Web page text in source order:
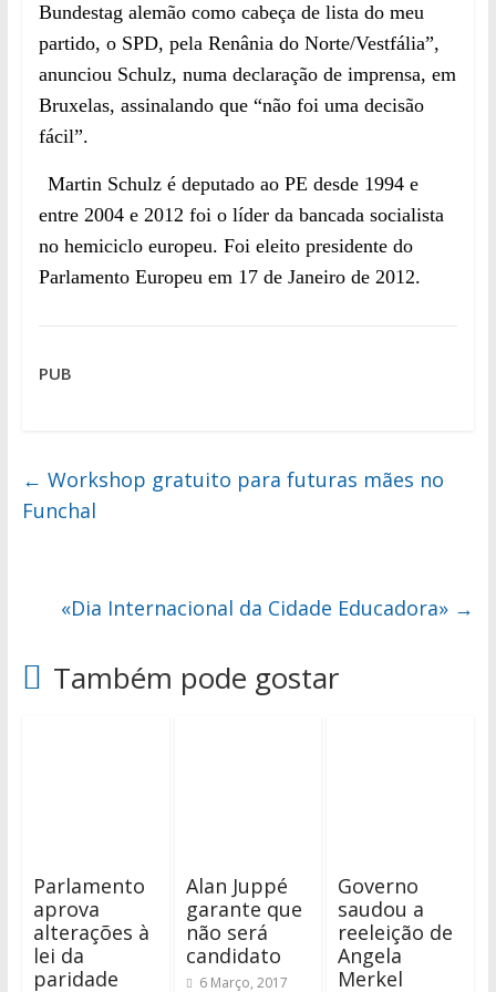
Bundestag alemão como cabeça de lista do meu
partido, o SPD, pela Renânia do Norte/Vestfália”,
anunciou Schulz, numa declaração de imprensa, em
Bruxelas, assinalando que “não foi uma decisão
fácil”.
Martin Schulz é deputado ao PE desde 1994 e
entre 2004 e 2012 foi o líder da bancada socialista
no hemiciclo europeu. Foi eleito presidente do
Parlamento Europeu em 17 de Janeiro de 2012.
PUB
← Workshop gratuito para futuras mães no
Funchal
«Dia Internacional da Cidade Educadora» →
Também pode gostar
Parlamento
aprova
alterações à
lei da
paridade
Alan Juppé
garante que
não será
candidato
6 Março, 2017
Governo
saudou a
reeleição de
Angela
Merkel